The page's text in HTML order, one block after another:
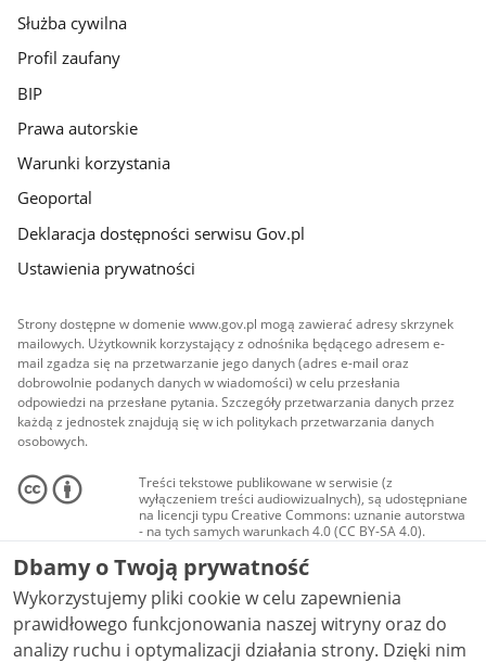
Służba cywilna
Profil zaufany
BIP
Prawa autorskie
Warunki korzystania
Geoportal
Deklaracja dostępności serwisu Gov.pl
Ustawienia prywatności
Strony dostępne w domenie www.gov.pl mogą zawierać adresy skrzynek
mailowych. Użytkownik korzystający z odnośnika będącego adresem e-
mail zgadza się na przetwarzanie jego danych (adres e-mail oraz
dobrowolnie podanych danych w wiadomości) w celu przesłania
odpowiedzi na przesłane pytania. Szczegóły przetwarzania danych przez
każdą z jednostek znajdują się w ich politykach przetwarzania danych
osobowych.
Treści tekstowe publikowane w serwisie (z
wyłączeniem treści audiowizualnych), są udostępniane
na licencji typu Creative Commons: uznanie autorstwa
- na tych samych warunkach 4.0 (CC BY-SA 4.0).
Materiały audiowizualne, w tym zdjęcia, materiały
audio i wideo, są udostępniane na licencji typu
Creative Commons: uznanie autorstwa użycie
niekomercyjne - bez utworów zależnych 4.0 (CC BY-
NC-ND 4.0), o ile nie jest to stwierdzone inaczej.
Dbamy o Twoją prywatność
Wykorzystujemy pliki cookie w celu zapewnienia
prawidłowego funkcjonowania naszej witryny oraz do
analizy ruchu i optymalizacji działania strony. Dzięki nim